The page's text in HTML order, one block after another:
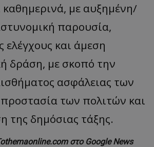
καθημερινά, με αυξημένη/
παρουσία,
ελέγχους και άμεση
δράση, με σκοπό την
ασφάλειας των
των πολιτών και
της δημόσιας τάξης.
στο Google News